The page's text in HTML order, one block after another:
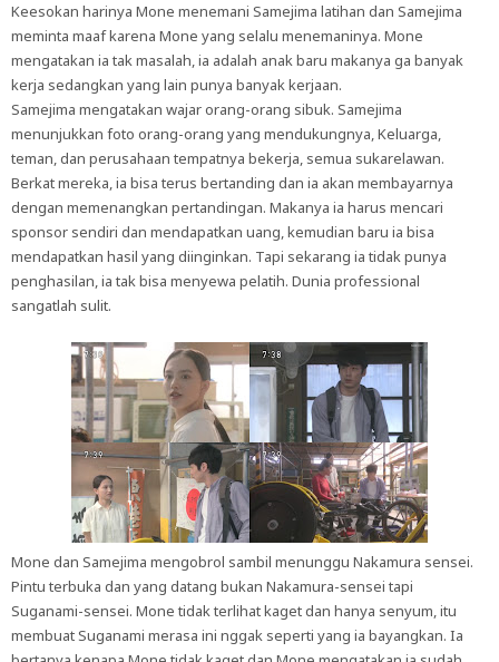
Keesokan harinya Mone menemani Samejima latihan dan Samejima
meminta maaf karena Mone yang selalu menemaninya. Mone
mengatakan ia tak masalah, ia adalah anak baru makanya ga banyak
kerja sedangkan yang lain punya banyak kerjaan.
Samejima mengatakan wajar orang-orang sibuk. Samejima
menunjukkan foto orang-orang yang mendukungnya, Keluarga,
teman, dan perusahaan tempatnya bekerja, semua sukarelawan.
Berkat mereka, ia bisa terus bertanding dan ia akan membayarnya
dengan memenangkan pertandingan. Makanya ia harus mencari
sponsor sendiri dan mendapatkan uang, kemudian baru ia bisa
mendapatkan hasil yang diinginkan. Tapi sekarang ia tidak punya
penghasilan, ia tak bisa menyewa pelatih. Dunia professional
sangatlah sulit.
Mone dan Samejima mengobrol sambil menunggu Nakamura sensei.
Pintu terbuka dan yang datang bukan Nakamura-sensei tapi
Suganami-sensei. Mone tidak terlihat kaget dan hanya senyum, itu
membuat Suganami merasa ini nggak seperti yang ia bayangkan. Ia